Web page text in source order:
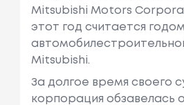
Mitsubishi Motors
этот год считается
Mitsubishi.
За долгое время своего
корпорация обзавелась